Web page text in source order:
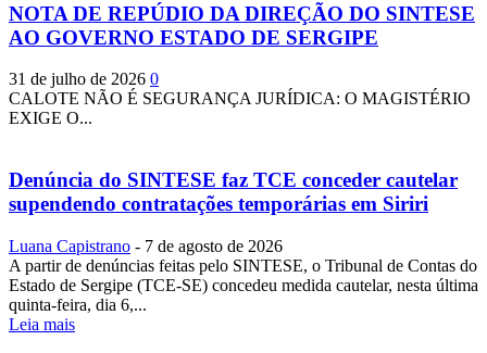
NOTA DE REPÚDIO DA DIREÇÃO DO SINTESE
AO GOVERNO ESTADO DE SERGIPE
31 de julho de 2026 0
CALOTE NÃO É SEGURANÇA JURÍDICA: O MAGISTÉRIO
EXIGE O...
Denúncia do SINTESE faz TCE conceder cautelar
supendendo contratações temporárias em Siriri
Luana Capistrano - 7 de agosto de 2026
A partir de denúncias feitas pelo SINTESE, o Tribunal de Contas do
Estado de Sergipe (TCE-SE) concedeu medida cautelar, nesta última
quinta-feira, dia 6,...
Leia mais